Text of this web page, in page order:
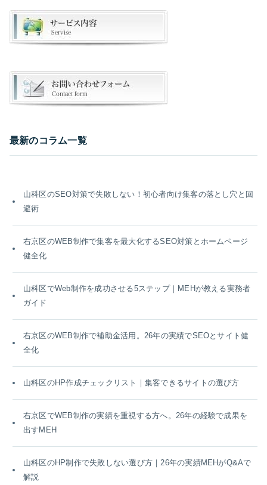
最新のコラム一覧
山科区のSEO対策で失敗しない！初心者向け集客の落とし穴と回
避術
右京区のWEB制作で集客を最大化するSEO対策とホームページ
健全化
山科区でWeb制作を成功させる5ステップ｜MEHが教える実務者
ガイド
右京区のWEB制作で補助金活用。26年の実績でSEOとサイト健
全化
山科区のHP作成チェックリスト｜集客できるサイトの選び方
右京区でWEB制作の実績を重視する方へ。26年の経験で成果を
出すMEH
山科区のHP制作で失敗しない選び方｜26年の実績MEHがQ&Aで
解説